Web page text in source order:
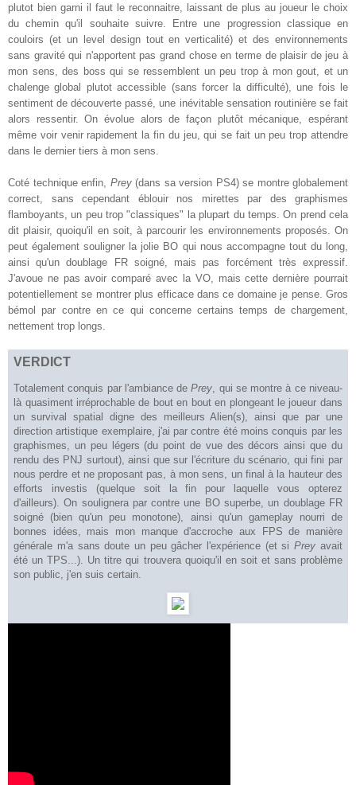
plutot bien garni il faut le reconnaitre, laissant de plus au joueur le choix
du chemin qu'il souhaite suivre. Entre une progression classique en
couloirs (et un level design tout en verticalité) et des environnements
sans gravité qui n'apportent pas grand chose en terme de plaisir de jeu à
mon sens, des boss qui se ressemblent un peu trop à mon gout, et un
chalenge global plutot accessible (sans forcer la difficulté), une fois le
sentiment de découverte passé, une inévitable sensation routinière se fait
alors ressentir. On évolue alors de façon plutôt mécanique, espérant
même voir venir rapidement la fin du jeu, qui se fait un peu trop attendre
dans le dernier tiers à mon sens.
Coté technique enfin, Prey(dans sa version PS4) se montre globalement
correct, sans cependant éblouir nos mirettes par des graphismes
flamboyants, un peu trop "classiques" la plupart du temps. On prend cela
dit plaisir, quoiqu'il en soit, à parcourir les environnements proposés. On
peut également souligner la jolie BO qui nous accompagne tout du long,
ainsi qu'un doublage FR soigné, mais pas forcément très expressif.
J'avoue ne pas avoir comparé avec la VO, mais cette dernière pourrait
potentiellement se montrer plus efficace dans ce domaine je pense. Gros
bémol par contre en ce qui concerne certains temps de chargement,
nettement trop longs.
VERDICT
Totalement conquis par l'ambiance dePrey , qui se montre à ce niveau-
là quasiment irréprochable de bout en bout en plongeant le joueur dans
un survival spatial digne des meilleurs Alien(s), ainsi que par une
direction artistique exemplaire, j'ai par contre été moins conquis par les
graphismes, un peu légers (du point de vue des décors ainsi que du
rendu des PNJ surtout), ainsi que sur l'écriture du scénario, qui fini par
nous perdre et ne proposant pas, à mon sens, un final à la hauteur des
efforts investis (quelque soit la fin pour laquelle vous opterez
d'ailleurs). On soulignera par contre une BO superbe, un doublage FR
soigné (bien qu'un peu monotone), ainsi qu'un gameplay nourri de
bonnes idées, mais mon manque d'accroche aux FPS de manière
générale m'a sans doute un peu gâcher l'expérience (et siPrey avait
été un TPS...). Un titre qui trouvera quoiqu'il en soit et sans problème
son public, j'en suis certain.